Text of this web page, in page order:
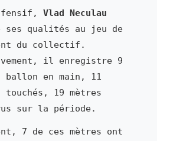
Vlad Neculau
ses qualités au jeu de
du collectif.
il enregistre 9
ballon en main, 11
touchés, 19 mètres
sur la période.
7 de ces mètres ont